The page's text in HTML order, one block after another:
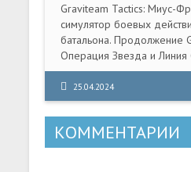
Graviteam Tactics: Миус-
симулятор боевых
батальона. Продолжение
Операция Звезда и Линия
Харьков.
25.04.2024
КОММЕНТАРИИ